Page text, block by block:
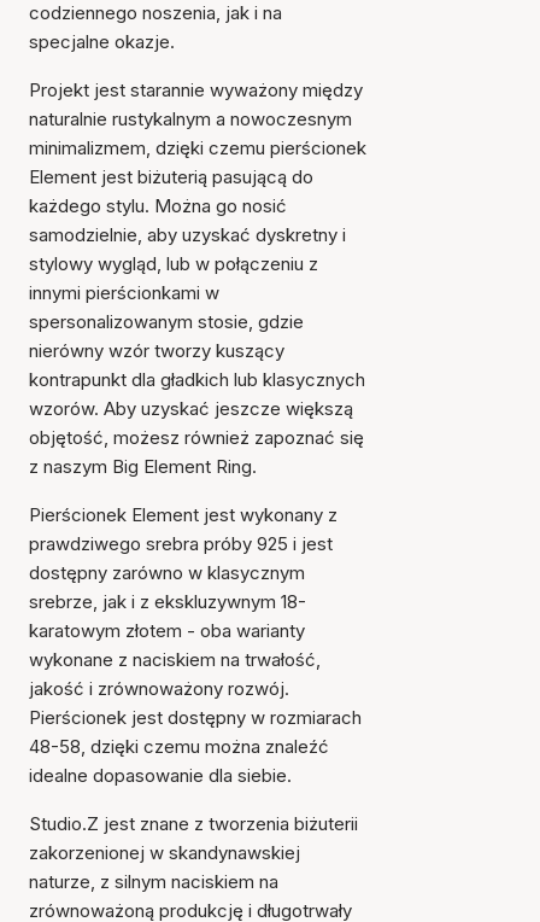
Przedmiot został dodany
codziennego noszenia, jak i na
specjalne okazje.
Projekt jest starannie wyważony między
naturalnie rustykalnym a nowoczesnym
minimalizmem, dzięki czemu pierścionek
Element jest biżuterią pasującą do
każdego stylu. Można go nosić
samodzielnie, aby uzyskać dyskretny i
stylowy wygląd, lub w połączeniu z
innymi pierścionkami w
spersonalizowanym stosie, gdzie
nierówny wzór tworzy kuszący
kontrapunkt dla gładkich lub klasycznych
wzorów. Aby uzyskać jeszcze większą
objętość, możesz również zapoznać się
z naszym Big Element Ring.
Pierścionek Element jest wykonany z
prawdziwego srebra próby 925 i jest
dostępny zarówno w klasycznym
srebrze, jak i z ekskluzywnym 18-
karatowym złotem - oba warianty
wykonane z naciskiem na trwałość,
jakość i zrównoważony rozwój.
Pierścionek jest dostępny w rozmiarach
48-58, dzięki czemu można znaleźć
idealne dopasowanie dla siebie.
Studio.Z jest znane z tworzenia biżuterii
zakorzenionej w skandynawskiej
naturze, z silnym naciskiem na
zrównoważoną produkcję i długotrwały